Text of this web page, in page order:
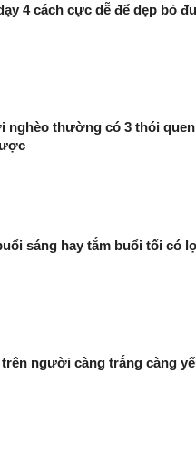
4 cách cực dễ để dẹp bỏ
nghèo thường có 3 thói
sáng hay tắm buổi tối có
người càng trắng càng